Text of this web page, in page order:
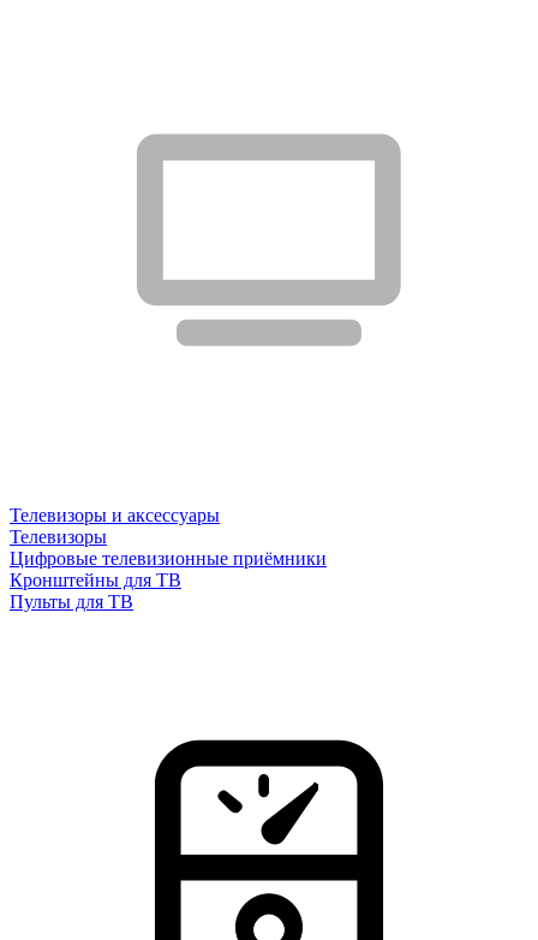
Телевизоры и аксессуары
Телевизоры
Цифровые телевизионные приёмники
Кронштейны для ТВ
Пульты для ТВ